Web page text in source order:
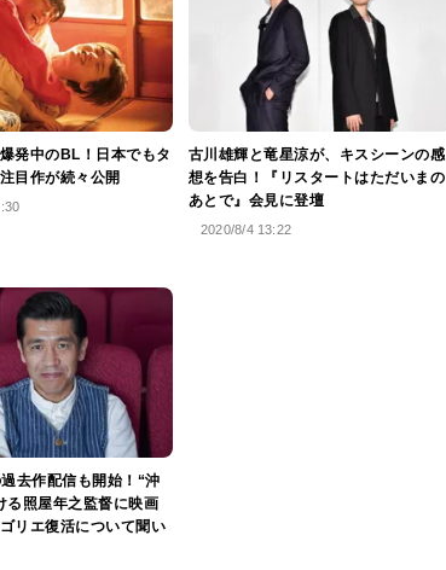
発中のBL！日本でもタ
目作が続々公開
古川雄輝と竜星涼が、キスシーンの感
想を告白！『リスタートはただいまの
あとで』会見に登壇
2020/8/4 13:22
去作配信も開始！“沖
る照屋年之監督に映画
リエ復活について聞い